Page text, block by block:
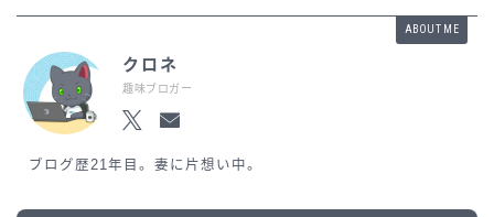
ABOUT ME
クロネ
趣味ブロガー
ブログ歴21年目。妻に片想い中。